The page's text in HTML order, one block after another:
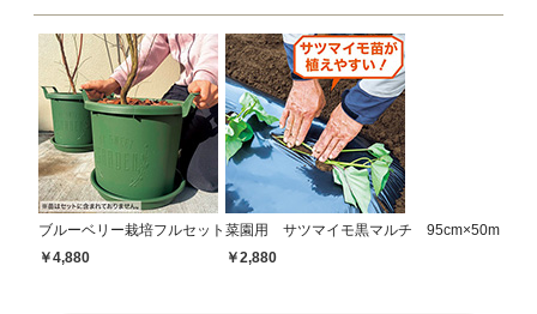
ブルーベリー栽培フルセット
￥4,880
菜園用 サツマイモ黒マルチ 95cm×50m
￥2,880